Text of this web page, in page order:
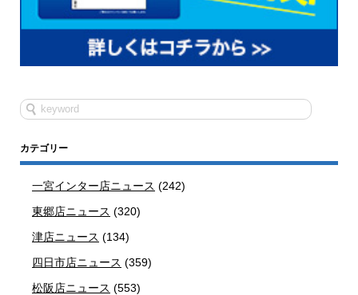
カテゴリー
一宮インター店ニュース (242)
東郷店ニュース (320)
津店ニュース (134)
四日市店ニュース (359)
松阪店ニュース (553)